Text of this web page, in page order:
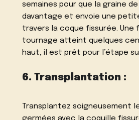
semaines pour que la graine de
davantage et envoie une
travers la coque fissurée. Une
tournage atteint quelques
haut, il est prêt pour l’étape
6. Transplantation :
Transplantez soigneusement